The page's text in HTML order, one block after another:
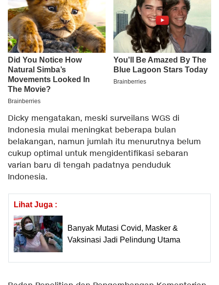
Dicky mengatakan, meski surveilans WGS di
Indonesia mulai meningkat beberapa bulan
belakangan, namun jumlah itu menurutnya belum
cukup optimal untuk mengidentifikasi sebaran
varian baru di tengah padatnya penduduk
Indonesia.
Lihat Juga :
Banyak Mutasi Covid, Masker &
Vaksinasi Jadi Pelindung Utama